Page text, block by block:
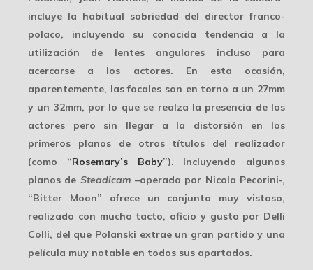
incluye la habitual sobriedad del director franco-
polaco, incluyendo su conocida tendencia a la
utilización de lentes angulares incluso para
acercarse a los actores. En esta ocasión,
aparentemente, las focales son en torno a un 27mm
y un 32mm, por lo que se realza la presencia de los
actores pero sin llegar a la distorsión en los
primeros planos de otros títulos del realizador
(como “Rosemary’s Baby”). Incluyendo algunos
planos de Steadicam –operada por Nicola Pecorini-,
“Bitter Moon” ofrece un conjunto muy vistoso,
realizado con mucho tacto, oficio y gusto por Delli
Colli, del que Polanski extrae un gran partido y una
película muy notable en todos sus apartados.